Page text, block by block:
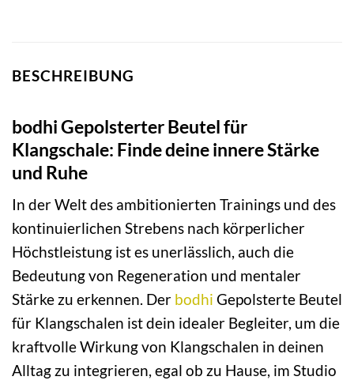
BESCHREIBUNG
bodhi Gepolsterter Beutel für
Klangschale: Finde deine innere Stärke
und Ruhe
In der Welt des ambitionierten Trainings und des
kontinuierlichen Strebens nach körperlicher
Höchstleistung ist es unerlässlich, auch die
Bedeutung von Regeneration und mentaler
Stärke zu erkennen. Der bodhi Gepolsterte Beutel
für Klangschalen ist dein idealer Begleiter, um die
kraftvolle Wirkung von Klangschalen in deinen
Alltag zu integrieren, egal ob zu Hause, im Studio